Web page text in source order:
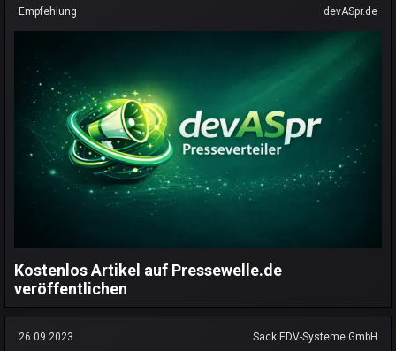
Empfehlung devASpr.de
Kostenlos Artikel auf Pressewelle.de
veröffentlichen
26.09.2023 Sack EDV-Systeme GmbH